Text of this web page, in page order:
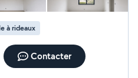
à rideaux
Contacter